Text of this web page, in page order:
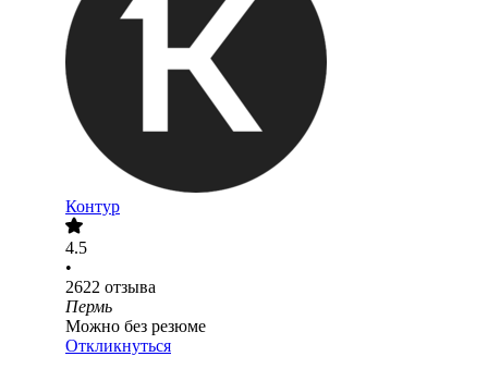
Контур
4.5
•
2622 отзыва
Пермь
Можно без резюме
Откликнуться